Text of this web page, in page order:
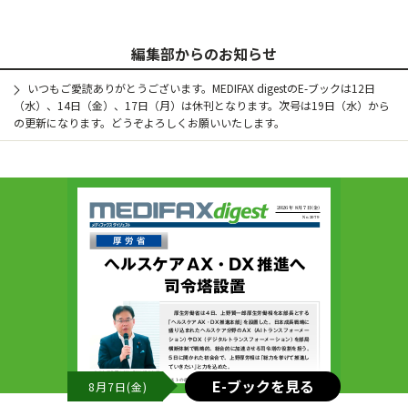
編集部からのお知らせ
いつもご愛読ありがとうございます。MEDIFAX digestのE-ブックは12日
（水）、14日（金）、17日（月）は休刊となります。次号は19日（水）から
の更新になります。どうぞよろしくお願いいたします。
8月7日(金) E-ブックを見る